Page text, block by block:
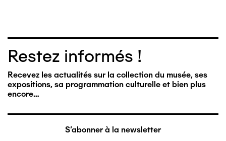
Restez informés !
Recevez les actualités sur la collection du musée, ses
expositions, sa programmation culturelle et bien plus
encore…
S'abonner à la newsletter